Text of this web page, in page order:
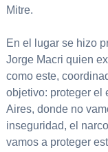
Mitre.
En el lugar se hizo
Jorge Macri quien
como este,
objetivo: proteger el
Aires, donde no
inseguridad, el
vamos a proteger